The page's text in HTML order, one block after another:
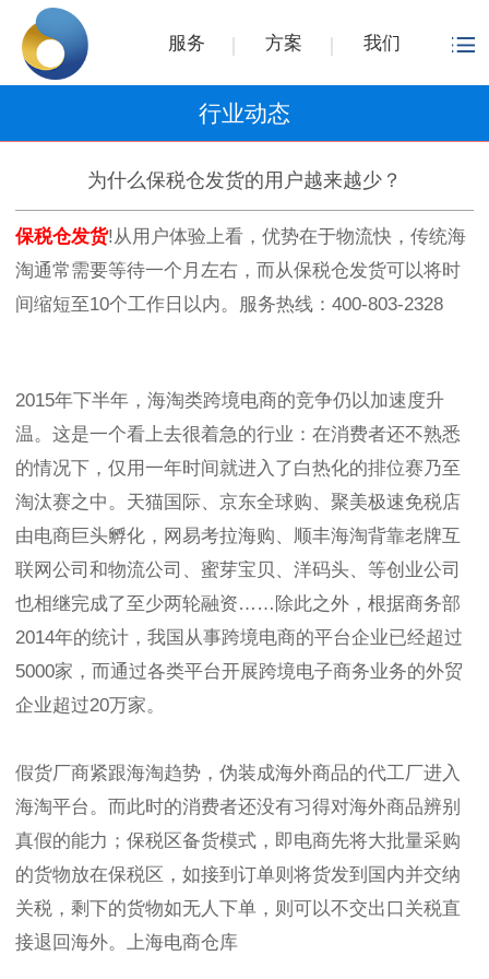
服务 方案 我们
行业动态
为什么保税仓发货的用户越来越少？
保税仓发货!从用户体验上看，优势在于物流快，传统海
淘通常需要等待一个月左右，而从保税仓发货可以将时
间缩短至10个工作日以内。服务热线：400-803-2328
2015年下半年，海淘类跨境电商的竞争仍以加速度升
温。这是一个看上去很着急的行业：在消费者还不熟悉
的情况下，仅用一年时间就进入了白热化的排位赛乃至
淘汰赛之中。天猫国际、京东全球购、聚美极速免税店
由电商巨头孵化，网易考拉海购、顺丰海淘背靠老牌互
联网公司和物流公司、蜜芽宝贝、洋码头、等创业公司
也相继完成了至少两轮融资……除此之外，根据商务部
2014年的统计，我国从事跨境电商的平台企业已经超过
5000家，而通过各类平台开展跨境电子商务业务的外贸
企业超过20万家。
假货厂商紧跟海淘趋势，伪装成海外商品的代工厂进入
海淘平台。而此时的消费者还没有习得对海外商品辨别
真假的能力；保税区备货模式，即电商先将大批量采购
的货物放在保税区，如接到订单则将货发到国内并交纳
关税，剩下的货物如无人下单，则可以不交出口关税直
接退回海外。上海电商仓库